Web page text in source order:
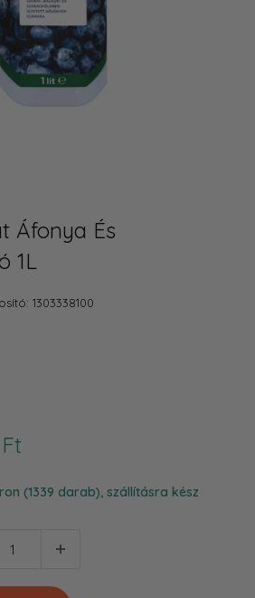
Áfonya És
1L
1303338100
(1339 darab), szállításra kész